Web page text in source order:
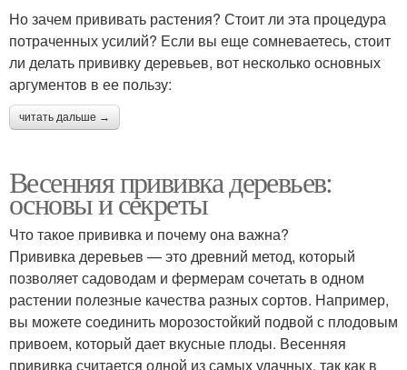
Но зачем прививать растения? Стоит ли эта процедура
потраченных усилий? Если вы еще сомневаетесь, стоит
ли делать прививку деревьев, вот несколько основных
аргументов в ее пользу:
читать дальше →
Весенняя прививка деревьев:
основы и секреты
Что такое прививка и почему она важна?
Прививка деревьев — это древний метод, который
позволяет садоводам и фермерам сочетать в одном
растении полезные качества разных сортов. Например,
вы можете соединить морозостойкий подвой с плодовым
привоем, который дает вкусные плоды. Весенняя
прививка считается одной из самых удачных, так как в